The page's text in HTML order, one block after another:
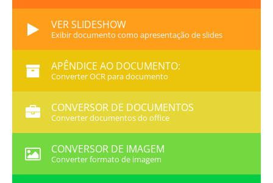
VER SLIDESHOW
Exibir documento como apresentação de slides
APÊNDICE AO DOCUMENTO:
Converter OCR para documento
CONVERSOR DE DOCUMENTOS
Converter documentos do office
CONVERSOR DE IMAGEM
Converter formato de imagem